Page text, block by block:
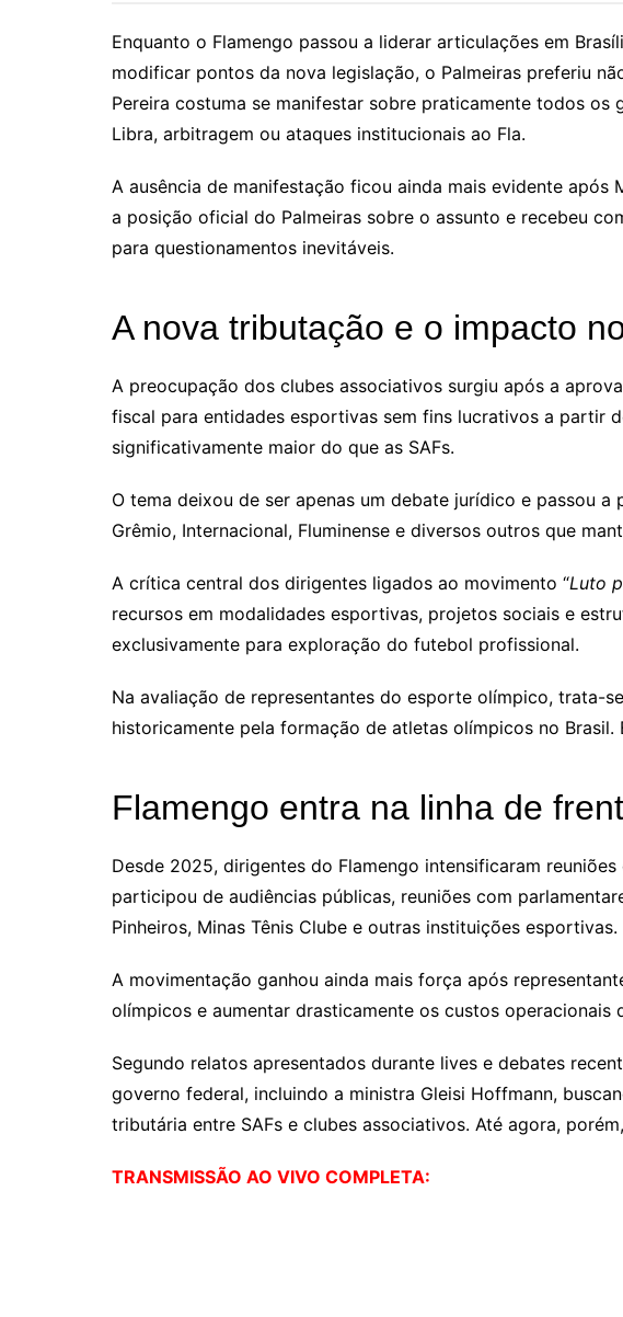
Enquanto o Flamengo passou a liderar articulações em
modificar pontos da nova legislação, o Palmeiras preferiu
Pereira costuma se manifestar sobre praticamente todos
Libra, arbitragem ou ataques institucionais ao Fla.
A ausência de manifestação ficou ainda mais evidente
a posição oficial do Palmeiras sobre o assunto e recebeu
para questionamentos inevitáveis.
A nova tributação e o impacto
A preocupação dos clubes associativos surgiu após a
fiscal para entidades esportivas sem fins lucrativos a partir
significativamente maior do que as SAFs.
O tema deixou de ser apenas um debate jurídico e passou
Grêmio, Internacional, Fluminense e diversos outros que
A crítica central dos dirigentes ligados ao movimento “Luto
recursos em modalidades esportivas, projetos sociais e
exclusivamente para exploração do futebol profissional.
Na avaliação de representantes do esporte olímpico, trata-
historicamente pela formação de atletas olímpicos no
Flamengo entra na linha de
Desde 2025, dirigentes do Flamengo intensificaram
participou de audiências públicas, reuniões com
Pinheiros, Minas Tênis Clube e outras instituições esportivas.
A movimentação ganhou ainda mais força após
olímpicos e aumentar drasticamente os custos operacionais
Segundo relatos apresentados durante lives e debates
governo federal, incluindo a ministra Gleisi Hoffmann,
tributária entre SAFs e clubes associativos. Até agora,
TRANSMISSÃO AO VIVO COMPLETA: